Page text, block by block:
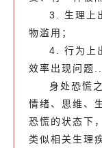
3. 生理上
物滥用；
4. 行为上
效率出现问题
身处恐慌
情绪、思维、
恐慌的状态下
类似相关生理